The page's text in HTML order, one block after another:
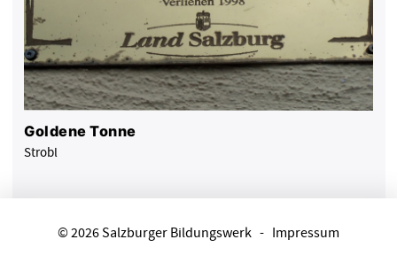
Goldene Tonne
Strobl
© 2026 Salzburger Bildungswerk - Impressum